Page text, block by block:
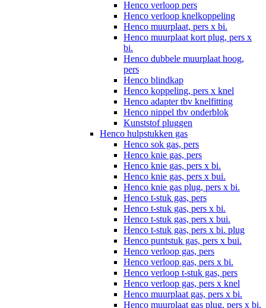
Henco verloop pers
Henco verloop knelkoppeling
Henco muurplaat, pers x bi.
Henco muurplaat kort plug, pers x
bi.
Henco dubbele muurplaat hoog,
pers
Henco blindkap
Henco koppeling, pers x knel
Henco adapter tbv knelfitting
Henco nippel tbv onderblok
Kunststof pluggen
Henco hulpstukken gas
Henco sok gas, pers
Henco knie gas, pers
Henco knie gas, pers x bi.
Henco knie gas, pers x bui.
Henco knie gas plug, pers x bi.
Henco t-stuk gas, pers
Henco t-stuk gas, pers x bi.
Henco t-stuk gas, pers x bui.
Henco t-stuk gas, pers x bi. plug
Henco puntstuk gas, pers x bui.
Henco verloop gas, pers
Henco verloop gas, pers x bi.
Henco verloop t-stuk gas, pers
Henco verloop gas, pers x knel
Henco muurplaat gas, pers x bi.
Henco muurplaat gas plug, pers x bi.